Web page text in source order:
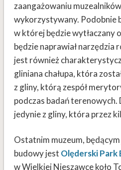
zaangażowaniu
wykorzystywany. Podobnie
w której będzie wytłaczany
będzie naprawiał narzędzia
jest również
gliniana chałupa, która
z gliny, którą zespół
podczas badań terenowych.
jedynie z gliny, która przez
Ostatnim muzeum,
budowy jest Olęderski
w Wielkiej Nieszawce koło